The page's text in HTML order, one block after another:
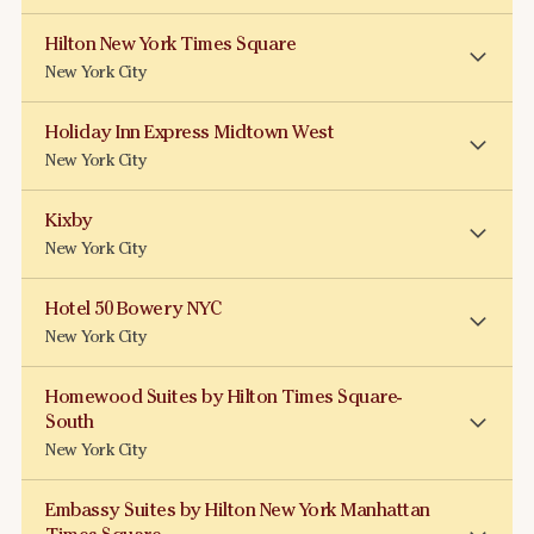
Hilton New York Times Square
New York City
Holiday Inn Express Midtown West
New York City
Kixby
New York City
Hotel 50 Bowery NYC
New York City
Homewood Suites by Hilton Times Square-
South
New York City
Embassy Suites by Hilton New York Manhattan